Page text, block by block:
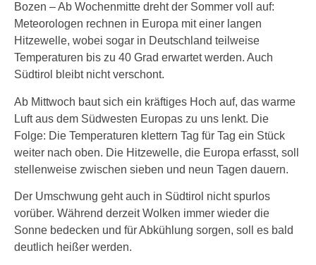
Bozen – Ab Wochenmitte dreht der Sommer voll auf:
Meteorologen rechnen in Europa mit einer langen
Hitzewelle, wobei sogar in Deutschland teilweise
Temperaturen bis zu 40 Grad erwartet werden. Auch
Südtirol bleibt nicht verschont.
Ab Mittwoch baut sich ein kräftiges Hoch auf, das warme
Luft aus dem Südwesten Europas zu uns lenkt. Die
Folge: Die Temperaturen klettern Tag für Tag ein Stück
weiter nach oben. Die Hitzewelle, die Europa erfasst, soll
stellenweise zwischen sieben und neun Tagen dauern.
Der Umschwung geht auch in Südtirol nicht spurlos
vorüber. Während derzeit Wolken immer wieder die
Sonne bedecken und für Abkühlung sorgen, soll es bald
deutlich heißer werden.